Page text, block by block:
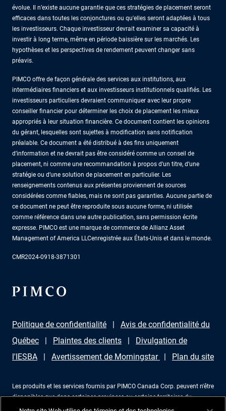
évolue. Il n’existe aucune garantie que ces stratégies de placement seront
efficaces dans toutes les conjonctures ou qu'elles seront adaptées à tous
les investisseurs. Chaque investisseur devrait examiner sa capacité à
investir à long terme, même en période baissière sur les marchés. Les
hypothèses et les perspectives de rendement peuvent changer sans
préavis.
PIMCO offre de façon générale des services aux institutions, aux
intermédiaires financiers et aux investisseurs institutionnels qualifiés. Les
investisseurs particuliers devraient communiquer avec leur propre
conseiller financier pour déterminer les choix de placement les mieux
appropriés à leur situation financière. Ce document contient les opinions
du gérant, lesquelles sont sujettes à modification sans notification
préalable. Ce document a été distribué à des fins uniquement
d’information et ne devrait pas être considéré comme un conseil de
placement, ni comme une recommandation à propos d’un titre, d’une
stratégie ou d’une solution de placement en particulier. Les
renseignements contenus aux présentes proviennent de sources
considérées comme fiables, mais ne sont pas garanties. Aucune partie de
ce document ne peut être reproduite sous aucune forme, ni utilisée
comme référence dans une autre publication, sans permission écrite
expresse. PIMCO est une marque de commerce de Allianz Asset
Management of America LLCenregistrée aux États-Unis et dans le monde.
CMR2024-0918-3871301
Politique de confidentialité
Avis de confidentialité du
Québec
Plaintes des clients
Divulgation de
l'IESBA
Avertissement de Morningstar Plan du site
Les produits et les services fournis par PIMCO Canada Corp. peuvent n'être
disponibles que dans certaines provinces ou certains territoires du
Canada et uniquement par l'intermédiaire de revendeurs agréés à cet effet.